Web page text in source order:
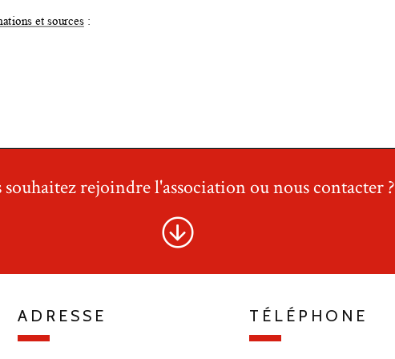
souhaitez rejoindre l'association ou nous contacter ?
ADRESSE TÉLÉPHONE